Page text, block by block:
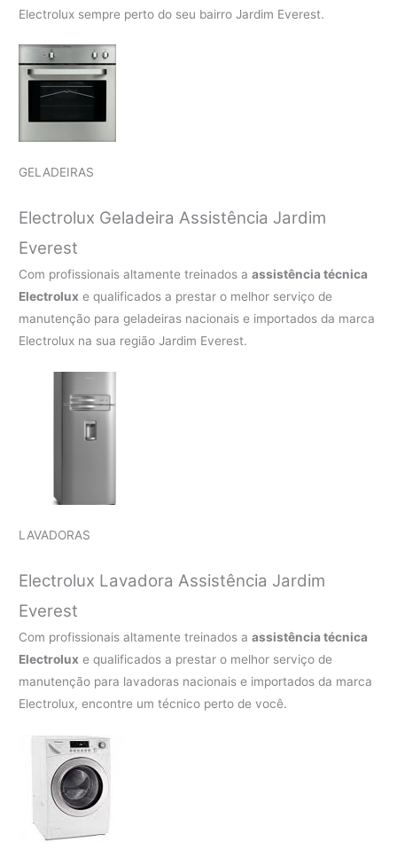
Electrolux sempre perto do seu bairro Jardim Everest.
GELADEIRAS
Electrolux Geladeira Assistência Jardim
Everest
Com profissionais altamente treinados aassistência técnica
Electrolux e qualificados a prestar o melhor serviço de
manutenção para geladeiras nacionais e importados da marca
Electrolux na sua região Jardim Everest.
LAVADORAS
Electrolux Lavadora Assistência Jardim
Everest
Com profissionais altamente treinados aassistência técnica
Electrolux e qualificados a prestar o melhor serviço de
manutenção para lavadoras nacionais e importados da marca
Electrolux, encontre um técnico perto de você.